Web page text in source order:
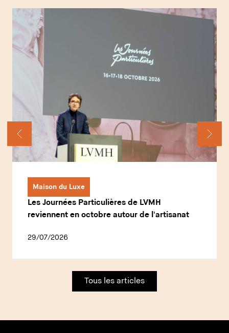
Maison du Luxe
Les Journées Particulières de LVMH
reviennent en octobre autour de l'artisanat
29/07/2026
Tous les articles